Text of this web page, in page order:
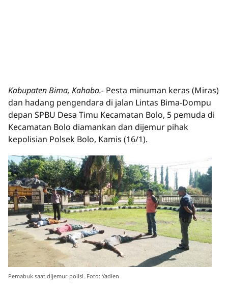
Kabupaten Bima, Kahaba.- Pesta minuman keras (Miras)
dan hadang pengendara di jalan Lintas Bima-Dompu
depan SPBU Desa Timu Kecamatan Bolo, 5 pemuda di
Kecamatan Bolo diamankan dan dijemur pihak
kepolisian Polsek Bolo, Kamis (16/1).
Pemabuk saat dijemur polisi. Foto: Yadien